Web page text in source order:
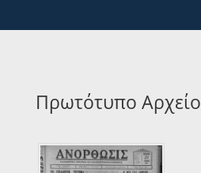
Πρωτότυπο Αρχείο